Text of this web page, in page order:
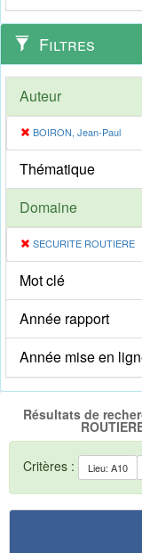
Filtres
Auteur
BOIRON, Jean-Paul
Thématique
Domaine
SECURITE ROUTIERE
Mot clé
Année rapport
Année mise en
Résultats de
Critères : Lieu: A10